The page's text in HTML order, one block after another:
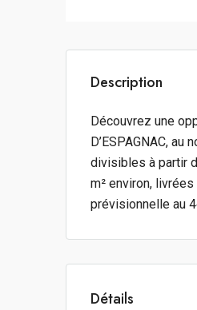
Description
Découvrez une
D’ESPAGNAC, au
divisibles à partir
m² environ,
prévisionnelle au
Détails